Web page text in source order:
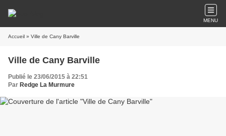
MENU
Accueil » Ville de Cany Barville
Ville de Cany Barville
Publié le 23/06/2015 à 22:51
Par Redge La Murmure